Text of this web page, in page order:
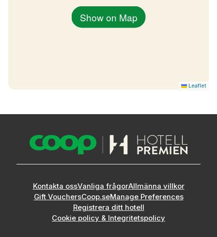
Show on Map
Leaflet
Kontakta ossVanliga frågorAllmänna villkor
Gift VouchersCoop.seManage Preferences
Registrera ditt hotell
Cookie policy & Integritetspolicy